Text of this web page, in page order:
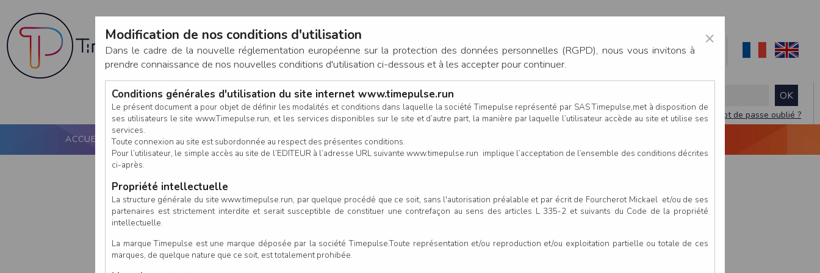
CONNEXION
Mot de passe oublié ?
ACCUEIL PUCE ACTIVE NOS SERVICES CALENDRIER RÉSULTATS
×
Modification de nos conditions d'utilisation
Dans le cadre de la nouvelle réglementation européenne sur la protection des données personnelles (RGPD), nous vous invitons à
prendre connaissance de nos nouvelles conditions d'utilisation ci-dessous et à les accepter pour continuer.
Conditions générales d'utilisation du site internet www.timepulse.run
Le présent document a pour objet de définir les modalités et conditions dans laquelle la société Timepulse représenté par SAS Timepulse,met à disposition de
ses utilisateurs le site www.Timepulse.run, et les services disponibles sur le site et d’autre part, la manière par laquelle l’utilisateur accède au site et utilise ses
services.
Toute connexion au site est subordonnée au respect des présentes conditions.
Pour l’utilisateur, le simple accès au site de l’EDITEUR à l’adresse URL suivante www.timepulse.run implique l’acceptation de l’ensemble des conditions décrites
ci-après.
Propriété intellectuelle
La structure générale du site www.timepulse.run, par quelque procédé que ce soit, sans l'autorisation préalable et par écrit de Fourcherot Mickael et/ou de ses
partenaires est strictement interdite et serait susceptible de constituer une contrefaçon au sens des articles L 335-2 et suivants du Code de la propriété
intellectuelle.
La marque Timepulse est une marque déposée par la société Timepulse.Toute représentation et/ou reproduction et/ou exploitation partielle ou totale de ces
marques, de quelque nature que ce soit, est totalement prohibée.